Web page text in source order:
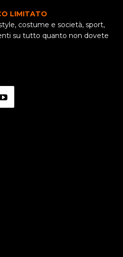
LIMITATO
costume e società, sport,
su tutto quanto non dovete